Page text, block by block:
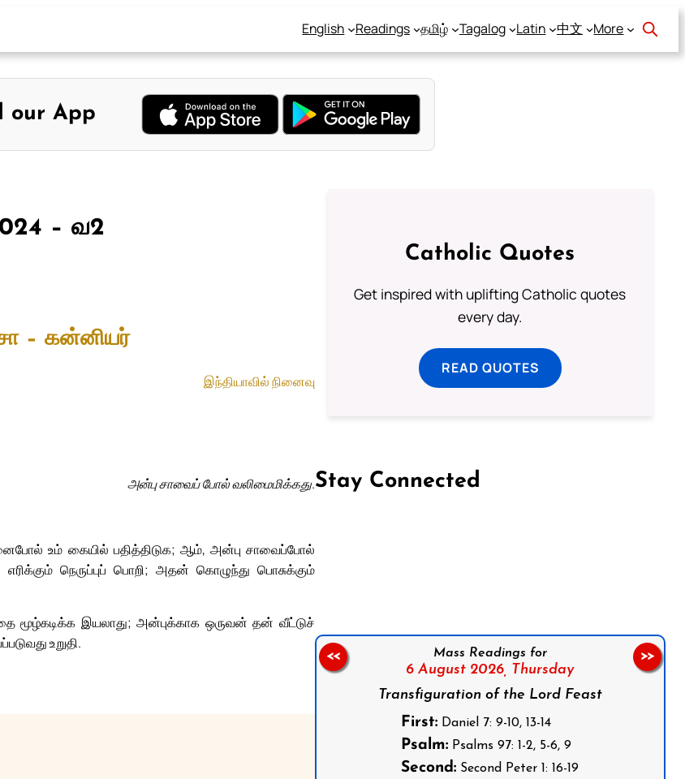
English Readings தமிழ் Tagalog Latin 中文 More
our App
– வ2
– கன்னியர்
இந்தியாவில் நினைவு
அன்பு சாவைப் போல் வலிமைமிக்கது.
உம் கையில் பதித்திடுக; ஆம், அன்பு சாவைப்போல்
நெருப்புப் பொறி; அதன் கொழுந்து பொசுக்கும்
மூழ்கடிக்க இயலாது; அன்புக்காக ஒருவன் தன் வீட்டுச்
உறுதி.
Catholic Quotes
Get inspired with uplifting Catholic quotes
every day.
READ QUOTES
Stay Connected
Follow us on Facebook
Mass Readings for
6 August 2026, Thursday
Transfiguration of the Lord Feast
First: Daniel 7: 9-10, 13-14
Psalm: Psalms 97: 1-2, 5-6, 9
Second: Second Peter 1: 16-19
<< >>